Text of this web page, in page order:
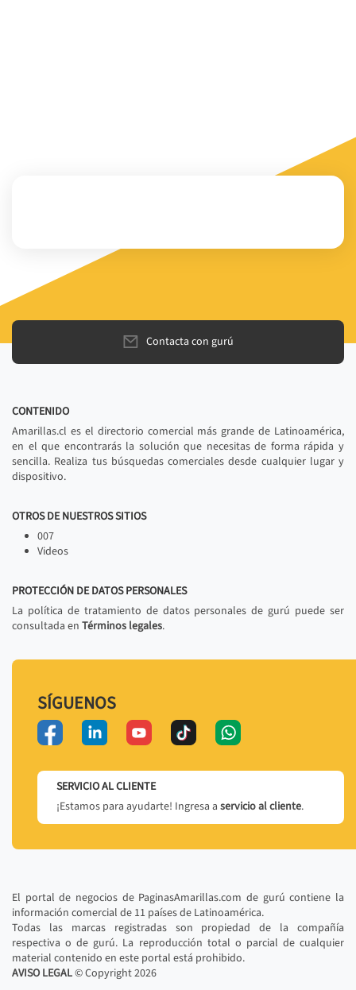
Contacta con gurú
CONTENIDO
Amarillas.cl es el directorio comercial más grande de Latinoamérica,
en el que encontrarás la solución que necesitas de forma rápida y
sencilla. Realiza tus búsquedas comerciales desde cualquier lugar y
dispositivo.
OTROS DE NUESTROS SITIOS
007
Videos
PROTECCIÓN DE DATOS PERSONALES
La política de tratamiento de datos personales de gurú puede ser
consultada en Términos legales.
SÍGUENOS
SERVICIO AL CLIENTE
¡Estamos para ayudarte! Ingresa a servicio al cliente.
El portal de negocios de PaginasAmarillas.com de gurú contiene la
información comercial de 11 países de Latinoamérica.
Todas las marcas registradas son propiedad de la compañía
respectiva o de gurú. La reproducción total o parcial de cualquier
material contenido en este portal está prohibido.
AVISO LEGAL© Copyright2026